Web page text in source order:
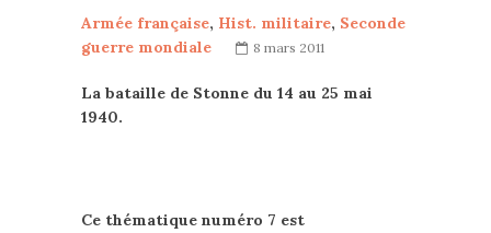
Armée française, Hist. militaire, Seconde
guerre mondiale
8 mars 2011
La bataille de Stonne du 14 au 25 mai
1940.
Ce thématique numéro 7 est